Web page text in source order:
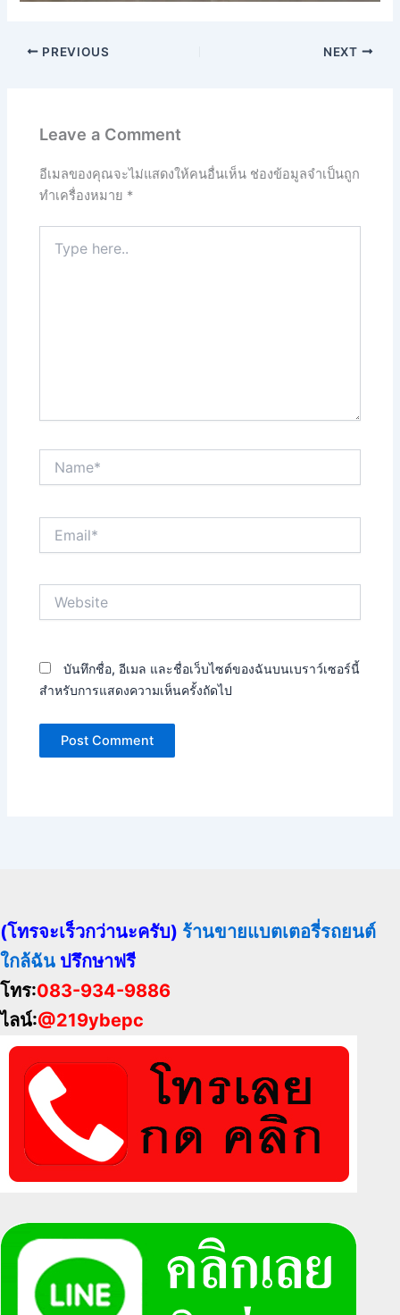
PREVIOUS NEXT
Leave a Comment
อีเมลของคุณจะไม่แสดงให้คนอื่นเห็น ช่องข้อมูลจำเป็นถูก
ทำเครื่องหมาย *
here..
บันทึกชื่อ, อีเมล และชื่อเว็บไซต์ของฉันบนเบราว์เซอร์นี้
สำหรับการแสดงความเห็นครั้งถัดไป
(โทรจะเร็วกว่านะครับ) ร้านขายแบตเตอรี่รถยนต์
ใกล้ฉัน ปรึกษาฟรี
โทร:083-934-9886
ไลน์:@219ybepc